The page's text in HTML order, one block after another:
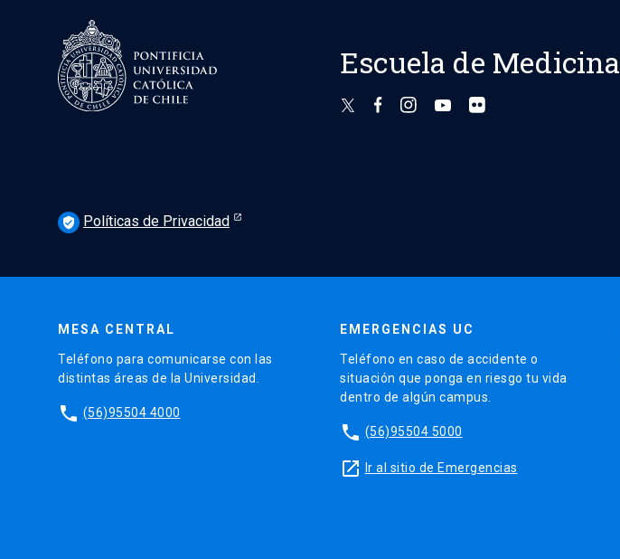
Escuela de Medicina
verified_user Políticas de Privacidad
MESA CENTRAL
Teléfono para comunicarse con las
distintas áreas de la Universidad.
phone (56)95504 4000
EMERGENCIAS UC
Teléfono en caso de accidente o
situación que ponga en riesgo tu vida
dentro de algún campus.
phone (56)95504 5000
launch Ir al sitio de Emergencias